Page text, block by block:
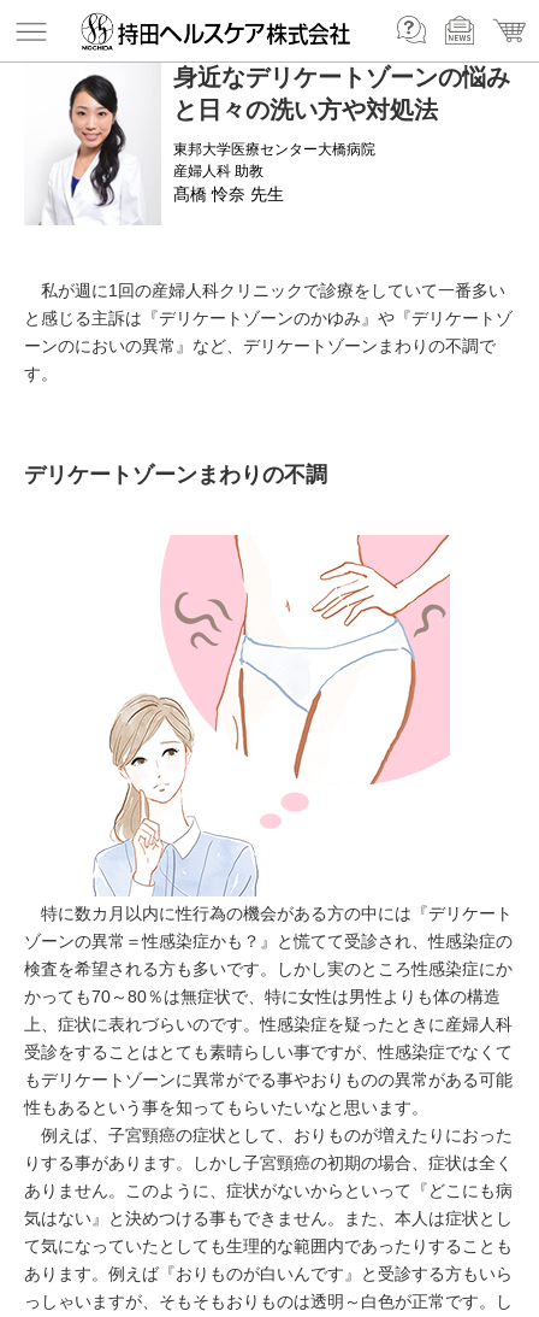
身近なデリケートゾーンの悩み
と日々の洗い方や対処法
東邦大学医療センター大橋病院
産婦人科 助教
髙橋 怜奈 先生
私が週に1回の産婦人科クリニックで診療をしていて一番多い
と感じる主訴は『デリケートゾーンのかゆみ』や『デリケートゾ
ーンのにおいの異常』など、デリケートゾーンまわりの不調で
す。
デリケートゾーンまわりの不調
特に数カ月以内に性行為の機会がある方の中には『デリケート
ゾーンの異常＝性感染症かも？』と慌てて受診され、性感染症の
検査を希望される方も多いです。しかし実のところ性感染症にか
かっても70～80％は無症状で、特に女性は男性よりも体の構造
上、症状に表れづらいのです。性感染症を疑ったときに産婦人科
受診をすることはとても素晴らしい事ですが、性感染症でなくて
もデリケートゾーンに異常がでる事やおりものの異常がある可能
性もあるという事を知ってもらいたいなと思います。
例えば、子宮頸癌の症状として、おりものが増えたりにおった
りする事があります。しかし子宮頸癌の初期の場合、症状は全く
ありません。このように、症状がないからといって『どこにも病
気はない』と決めつける事もできません。また、本人は症状とし
て気になっていたとしても生理的な範囲内であったりすることも
あります。例えば『おりものが白いんです』と受診する方もいら
っしゃいますが、そもそもおりものは透明～白色が正常です。し